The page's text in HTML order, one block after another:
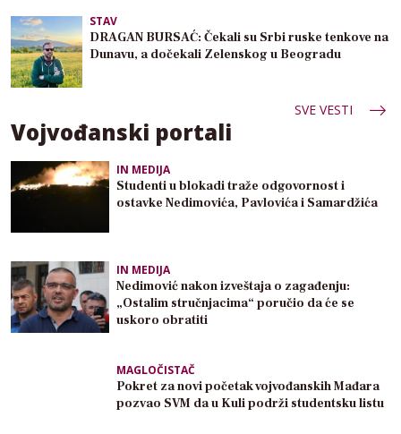
STAV
DRAGAN BURSAĆ: Čekali su Srbi ruske tenkove na
Dunavu, a dočekali Zelenskog u Beogradu
SVE VESTI
Vojvođanski portali
IN MEDIJA
Studenti u blokadi traže odgovornost i
ostavke Nedimovića, Pavlovića i Samardžića
IN MEDIJA
Nedimović nakon izveštaja o zagađenju:
„Ostalim stručnjacima“ poručio da će se
uskoro obratiti
MAGLOČISTAČ
Pokret za novi početak vojvođanskih Mađara
pozvao SVM da u Kuli podrži studentsku listu